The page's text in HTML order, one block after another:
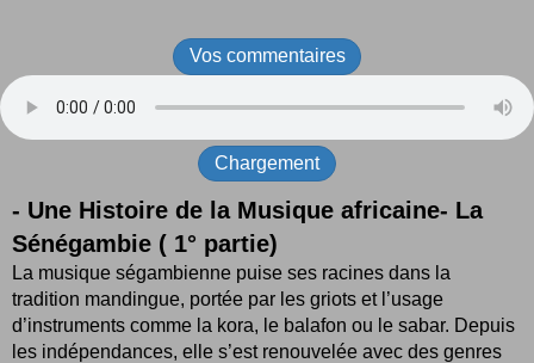
Vos commentaires
Chargement
- Une Histoire de la Musique africaine- La
Sénégambie ( 1° partie)
La musique ségambienne puise ses racines dans la
tradition mandingue, portée par les griots et l’usage
d’instruments comme la kora, le balafon ou le sabar. Depuis
les indépendances, elle s’est renouvelée avec des genres